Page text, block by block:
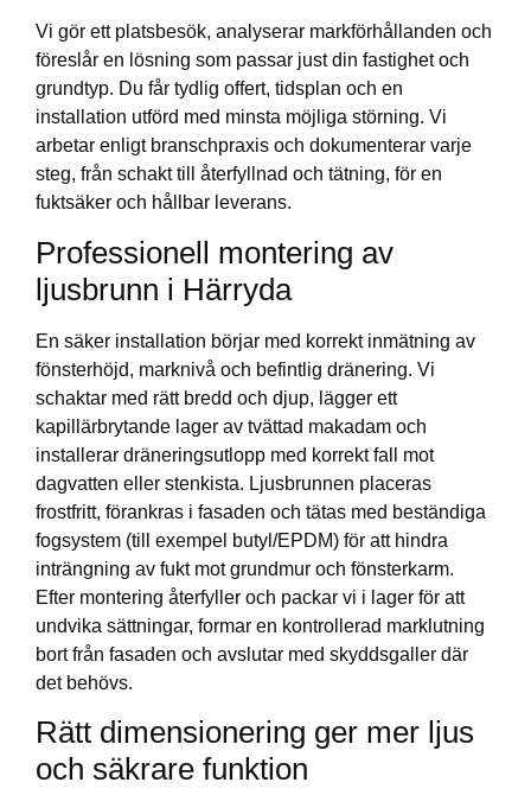
Vi gör ett platsbesök, analyserar markförhållanden och
föreslår en lösning som passar just din fastighet och
grundtyp. Du får tydlig offert, tidsplan och en
installation utförd med minsta möjliga störning. Vi
arbetar enligt branschpraxis och dokumenterar varje
steg, från schakt till återfyllnad och tätning, för en
fuktsäker och hållbar leverans.
Professionell montering av
ljusbrunn i Härryda
En säker installation börjar med korrekt inmätning av
fönsterhöjd, marknivå och befintlig dränering. Vi
schaktar med rätt bredd och djup, lägger ett
kapillärbrytande lager av tvättad makadam och
installerar dräneringsutlopp med korrekt fall mot
dagvatten eller stenkista. Ljusbrunnen placeras
frostfritt, förankras i fasaden och tätas med beständiga
fogsystem (till exempel butyl/EPDM) för att hindra
inträngning av fukt mot grundmur och fönsterkarm.
Efter montering återfyller och packar vi i lager för att
undvika sättningar, formar en kontrollerad marklutning
bort från fasaden och avslutar med skyddsgaller där
det behövs.
Rätt dimensionering ger mer ljus
och säkrare funktion